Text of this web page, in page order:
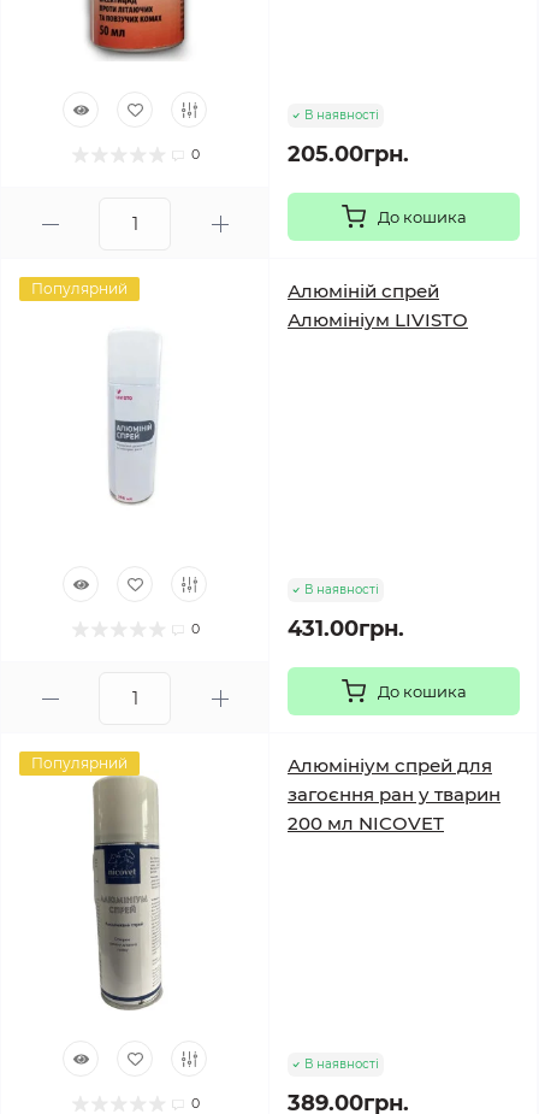
0
В наявності
205.00грн.
До кошика
Популярний
0
Алюміній спрей
Алюмініум LIVISTO
В наявності
431.00грн.
До кошика
Популярний
0
Алюмініум спрей для
загоєння ран у тварин
200 мл NICOVET
В наявності
389.00грн.